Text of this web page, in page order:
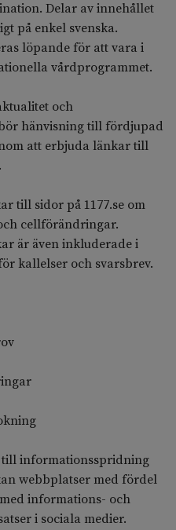
Delar av innehållet
på enkel svenska.
löpande för att vara i
vårdprogrammet.
och
hänvisning till fördjupad
att erbjuda länkar till
till sidor på 1177.se om
cellförändringar.
är även inkluderade i
kallelser och svarsbrev.
informationsspridning
webbplatser med fördel
informations- och
i sociala medier.